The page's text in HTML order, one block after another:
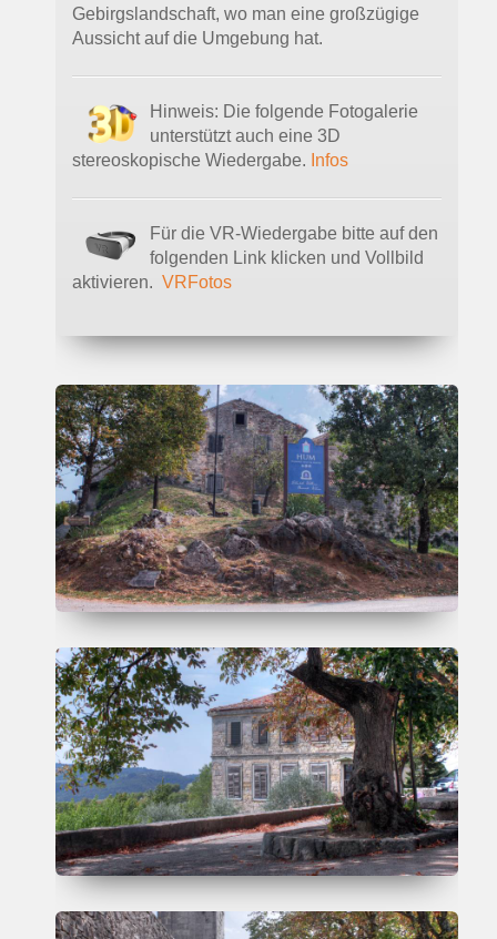
Gebirgslandschaft, wo man eine großzügige
Aussicht auf die Umgebung hat.
Hinweis: Die folgende Fotogalerie
unterstützt auch eine 3D
stereoskopische Wiedergabe. Infos
Für die VR-Wiedergabe bitte auf den
folgenden Link klicken und Vollbild
aktivieren. VRFotos